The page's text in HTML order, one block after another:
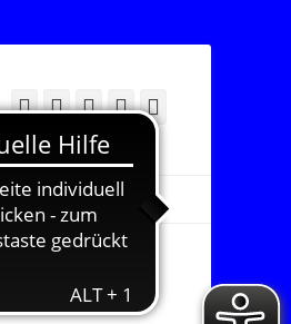
Facebook
Twitter
E- YouTube